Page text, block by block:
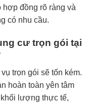
hợp đồng rõ ràng và
có nhu cầu.
cư trọn gói tại
trọn gói sẽ tốn kém.
hoàn toàn yên tâm
lượng thực tế,